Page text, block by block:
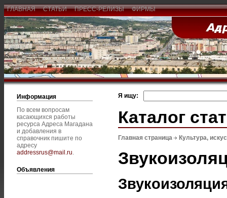
ГЛАВНАЯ СТАТЬИ ПРЕСС-РЕЛИЗЫ ФИРМЫ
Информация
По всем вопросам
касающихся работы
ресурса Адреса Магадана
и добавления в
справочник пишите по
адресу
addressrus@mail.ru.
Объявления
Я ищу:
Каталог
Главная страница Культура,